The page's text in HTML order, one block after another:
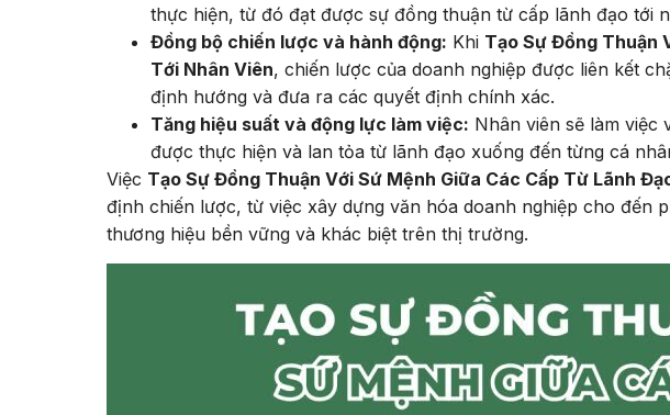
thực hiện, từ đó đạt được sự đồng thuận từ cấp lãnh đạo tới
Đồng bộ chiến lược và hành động: Khi Tạo Sự Đồng Thuận
Tới Nhân Viên, chiến lược của doanh nghiệp được liên kết
định hướng và đưa ra các quyết định chính xác.
Tăng hiệu suất và động lực làm việc: Nhân viên sẽ làm việc
được thực hiện và lan tỏa từ lãnh đạo xuống đến từng cá
Việc Tạo Sự Đồng Thuận Với Sứ Mệnh Giữa Các Cấp Từ Lãnh
định chiến lược, từ việc xây dựng văn hóa doanh nghiệp cho đến
thương hiệu bền vững và khác biệt trên thị trường.